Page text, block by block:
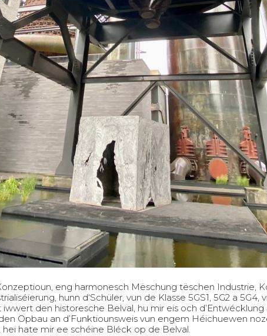
eng harmonesch Mëschung tëschen Industrie,
hunn d‘Schüler, vun de Klasse 5GS1, 5G2 a
den historesche Belval, hu mir eis och d’Entwécklung
Opbau an d’Funktiounsweis vun engem Héichuewen
hate mir ee schéine Bléck op de Belval.